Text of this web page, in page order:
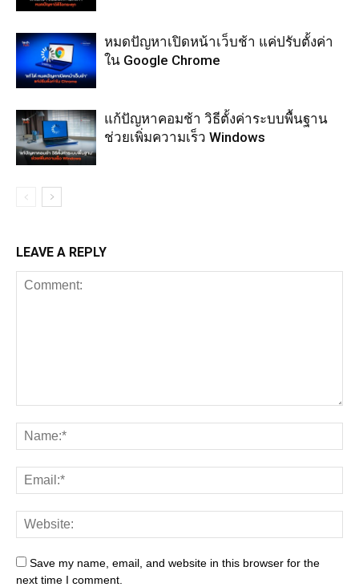
หมดปัญหาเปิดหน้าเว็บช้า แค่ปรับตั้งค่า
ใน Google Chrome
แก้ปัญหาคอมช้า วิธีตั้งค่าระบบพื้นฐาน
ช่วยเพิ่มความเร็ว Windows
LEAVE A REPLY
Save my name, email, and website in this browser for the
next time I comment.